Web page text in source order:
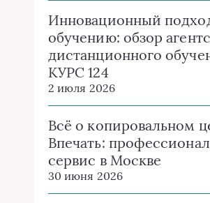
Инновационный
обучению: обзор
дистанционного
КУРС 124
2 июля 2026
Всё о копировальном
Впечать:
сервис в Москве
30 июня 2026